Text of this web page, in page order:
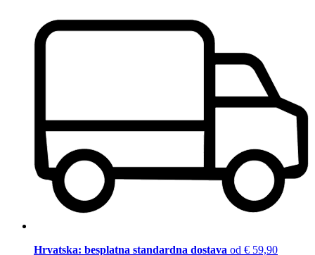
Hrvatska: besplatna standardna dostava od € 59,90